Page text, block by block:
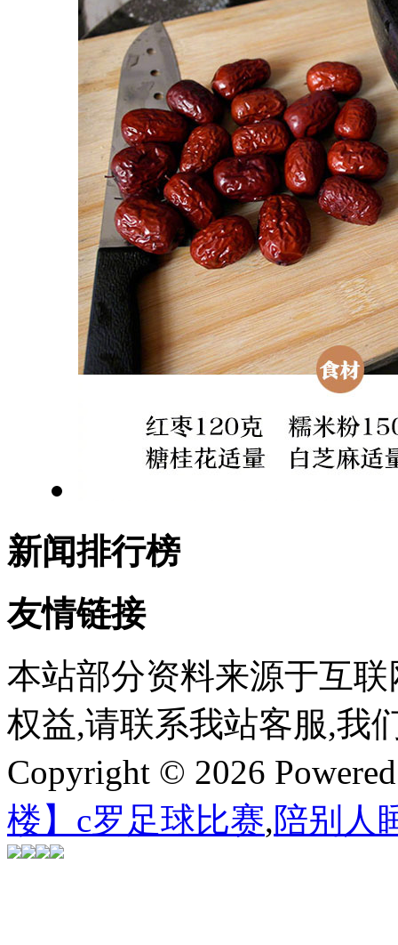
新闻排行榜
友情链接
本站部分资料来源于互
权益,请联系我站客服,我
Copyright © 2026
楼】c罗足球比赛,陪别人